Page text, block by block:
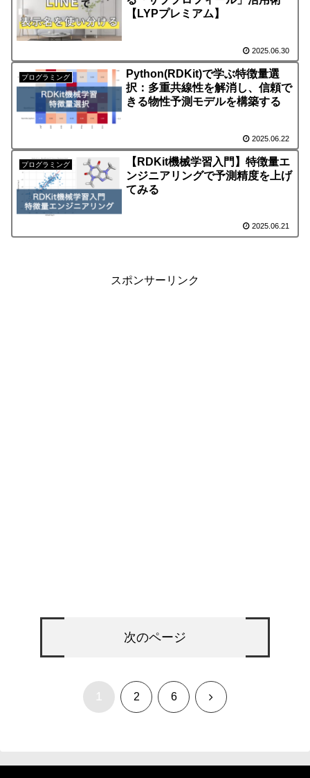
【LYPプレミアム】
2025.06.30
プログラミング
Python(RDKit)で学ぶ特徴量選
択：多重共線性を解消し、信頼で
きる物性予測モデルを構築する
2025.06.22
プログラミング
【RDKit機械学習入門】特徴量エ
ンジニアリングで予測精度を上げ
てみる
2025.06.21
スポンサーリンク
次のページ
1 2 6 次